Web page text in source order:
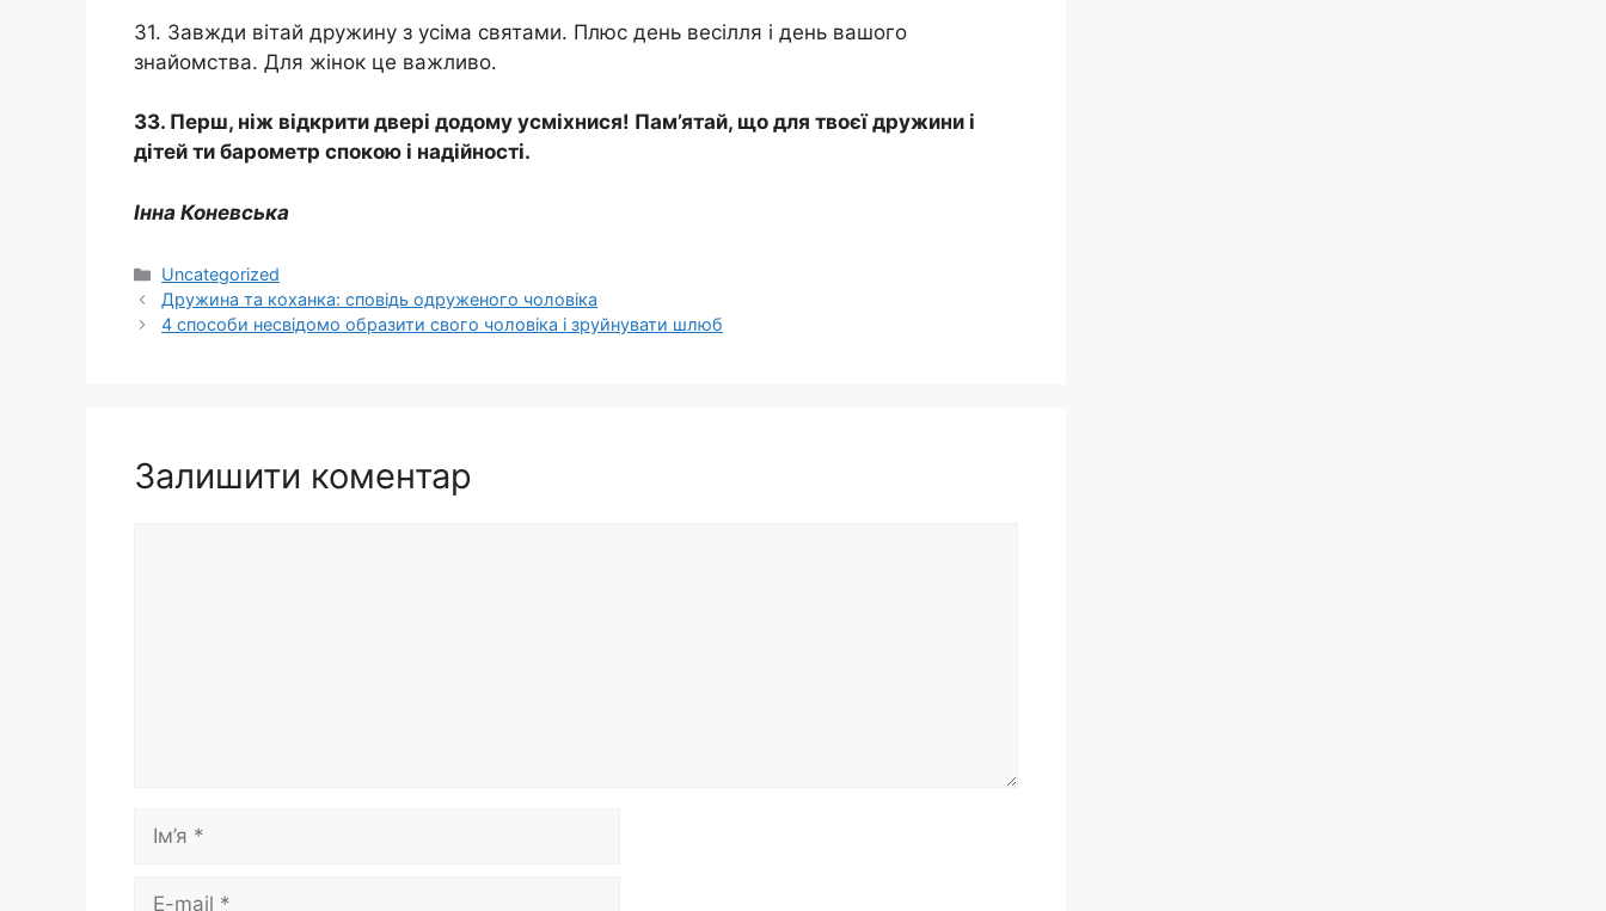
31. Завжди вітай дружину з усіма святами. Плюс день весілля і день вашого
знайомства. Для жінок це важливо.
33. Перш, ніж відкрити двері додому усміхнися! Пам’ятай, що для твоєї дружини і
дітей ти барометр спокою і надійності.
Інна Коневська
Категорії
Uncategorized
Дружина та коханка: сповідь одруженого чоловіка
4 способи несвідомо образити свого чоловіка і зруйнувати шлюб
Залишити коментар
Ім’я